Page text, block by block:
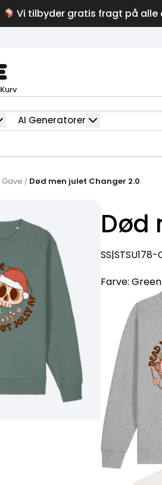
Vi tilbyder gratis fragt på alle
Kurv
AI Generatorer
Gave / Død men julet Changer 2.0
Død
Farve: